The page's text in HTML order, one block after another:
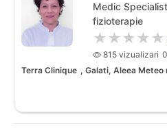
Medic
fizioterapie
★★★★★
815 vizualizari
Terra Clinique , Galati, Aleea Meteo